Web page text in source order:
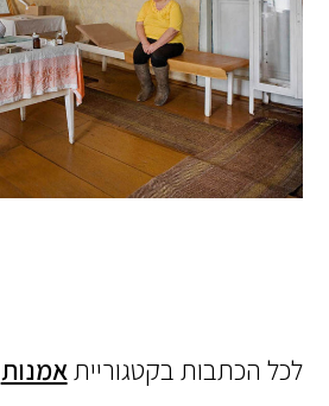
לכל הכתבות בקטגורייתאמנות